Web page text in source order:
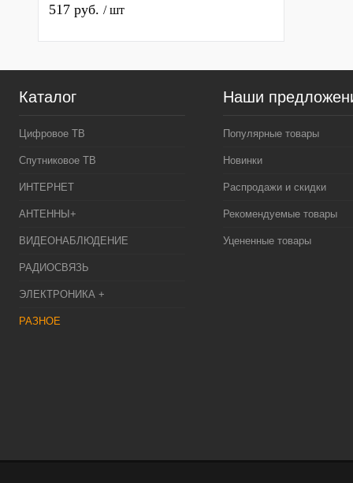
517 руб. / шт
Каталог
Цифровое ТВ
Спутниковое ТВ
ИНТЕРНЕТ
АНТЕННЫ+
ВИДЕОНАБЛЮДЕНИЕ
РАДИОСВЯЗЬ
ЭЛЕКТРОНИКА +
РАЗНОЕ
Наши
Популярные товары
Новинки
Распродажи и скидки
Рекомендуемые товары
Уцененные товары